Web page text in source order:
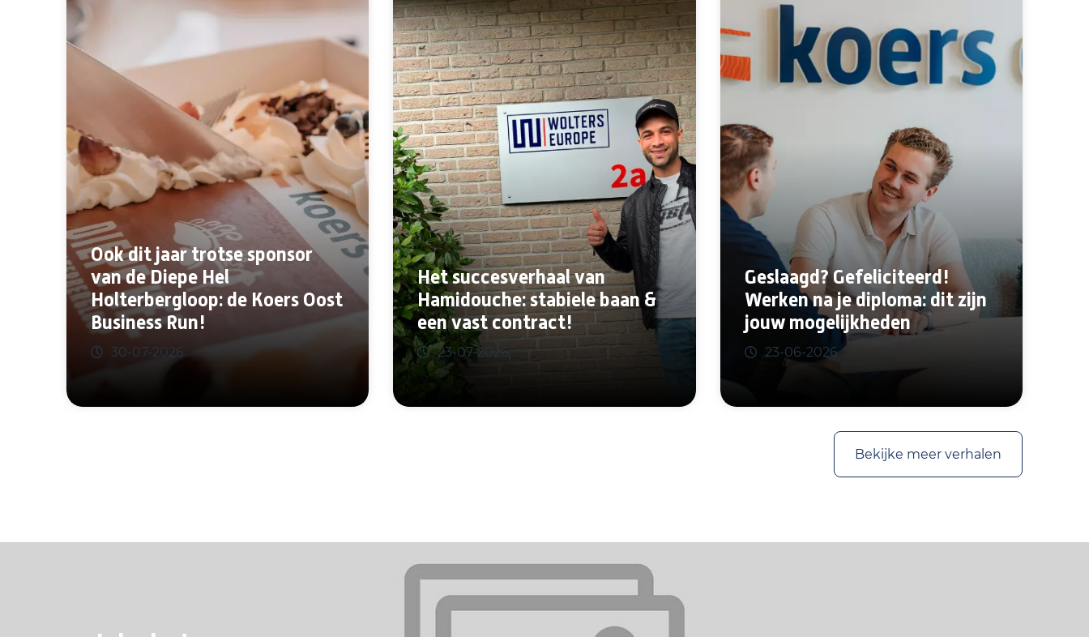
Ook dit jaar trotse sponsor
van de Diepe Hel
Holterbergloop: de Koers Oost
Business Run!
30-07-2026
Het succesverhaal van
Hamidouche: stabiele baan &
een vast contract!
23-07-2026
Geslaagd? Gefeliciteerd!
Werken na je diploma: dit zijn
jouw mogelijkheden
23-06-2026
Bekijke meer verhalen